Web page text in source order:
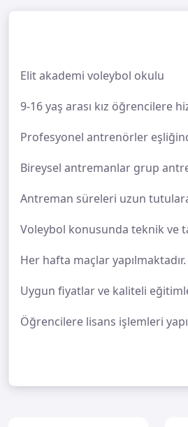
Elit akademi voleybol okulu
9-16 yaş arası kız öğrencilere
Profesyonel antrenörler
Bireysel antremanlar grup
Antreman süreleri uzun
Voleybol konusunda teknik ve
Her hafta maçlar yapılmaktadır.
Uygun fiyatlar ve kaliteli
Öğrencilere lisans işlemleri